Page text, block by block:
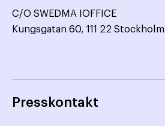
C/O SWEDMA IOFFICE
Kungsgatan 60, 111 22 Stockholm
Presskontakt